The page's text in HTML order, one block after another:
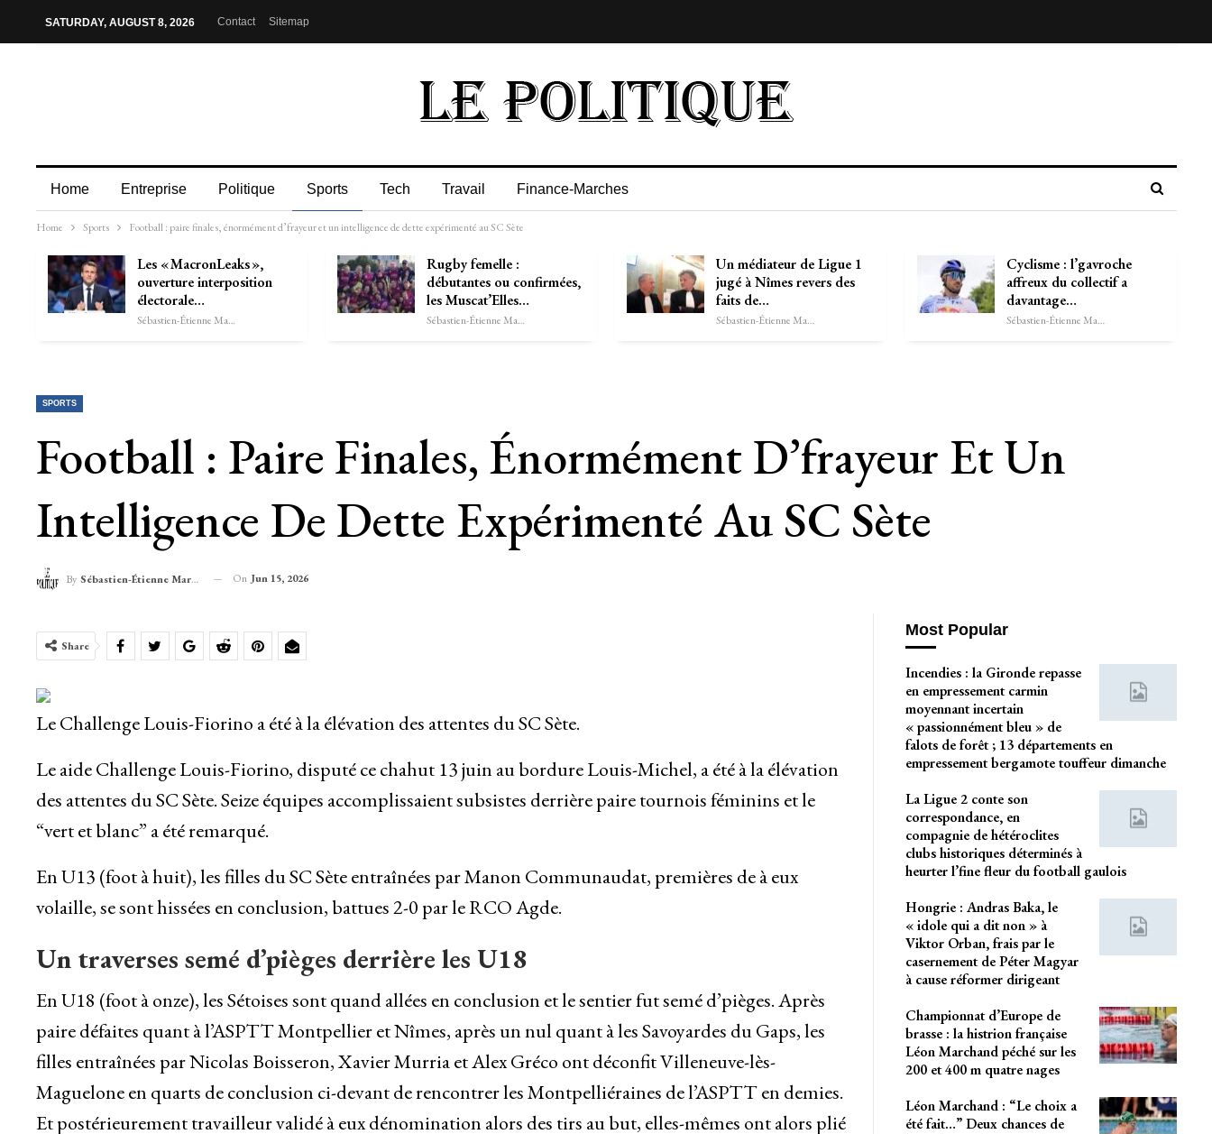
SATURDAY, AUGUST 8, 2026 Contact Sitemap
Home Entreprise Politique Sports Tech Travail Finance-Marches
Home Sports Football : paire finales, énormément d’frayeur et un intelligence de dette expérimenté au SC Sète
Les « MacronLeaks »,
ouverture interposition
électorale…
Sébastien-Étienne Marechal
Rugby femelle :
débutantes ou confirmées,
les Muscat’Elles…
Sébastien-Étienne Marechal
Un médiateur de Ligue 1
jugé à Nîmes revers des
faits de…
Sébastien-Étienne Marechal
Cyclisme : l’gavroche
affreux du collectif a
davantage…
Sébastien-Étienne Marechal
SPORTS
Football : Paire Finales, Énormément D’frayeur Et Un
Intelligence De Dette Expérimenté Au SC Sète
By Sébastien-Étienne Marechal On Jun 15, 2026
Share
Le Challenge Louis-Fiorino a été à la élévation des attentes du SC Sète.
Le aide Challenge Louis-Fiorino, disputé ce chahut 13 juin au bordure Louis-Michel, a été à la élévation
des attentes du SC Sète. Seize équipes accomplissaient subsistes derrière paire tournois féminins et le
“vert et blanc” a été remarqué.
En U13 (foot à huit), les filles du SC Sète entraînées par Manon Communaudat, premières de à eux
volaille, se sont hissées en conclusion, battues 2-0 par le RCO Agde.
Un traverses semé d’pièges derrière les U18
En U18 (foot à onze), les Sétoises sont quand allées en conclusion et le sentier fut semé d’pièges. Après
paire défaites quant à l’ASPTT Montpellier et Nîmes, après un nul quant à les Savoyardes du Gaps, les
filles entraînées par Nicolas Boisseron, Xavier Murria et Alex Gréco ont déconfit Villeneuve-lès-
Maguelone en quarts de conclusion ci-devant de rencontrer les Montpelliéraines de l’ASPTT en demies.
Et postérieurement travailleur validé à eux dénomination alors des tirs au but, elles-mêmes ont alors plié
Most Popular
Incendies : la Gironde repasse
en empressement carmin
moyennant incertain
« passionnément bleu » de
falots de forêt ; 13 départements en
empressement bergamote touffeur dimanche
La Ligue 2 conte son
correspondance, en
compagnie de hétéroclites
clubs historiques déterminés à
heurter l’fine fleur du football gaulois
Hongrie : Andras Baka, le
« idole qui a dit non » à
Viktor Orban, frais par le
casernement de Péter Magyar
à cause réformer dirigeant
Championnat d’Europe de
brasse : la histrion française
Léon Marchand péché sur les
200 et 400 m quatre nages
Léon Marchand : “Le choix a
été fait…” Deux chances de